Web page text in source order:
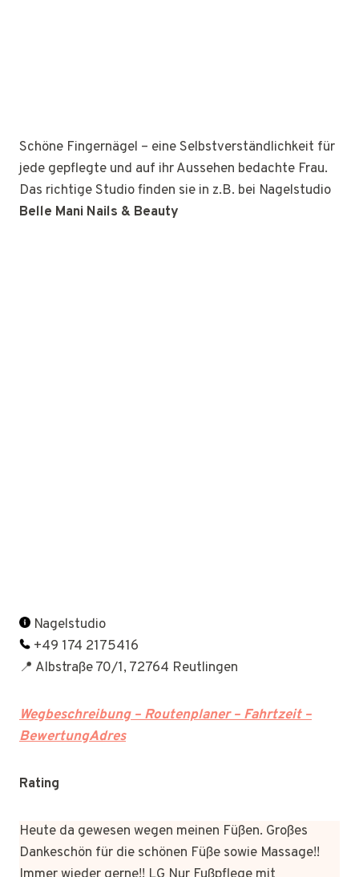
Schöne Fingernägel – eine Selbstverständlichkeit für
jede gepflegte und auf ihr Aussehen bedachte Frau.
Das richtige Studio finden sie in z.B. bei Nagelstudio
Belle Mani Nails & Beauty
Nagelstudio
+49 174 2175416
📍 Albstraße 70/1, 72764 Reutlingen
Wegbeschreibung – Routenplaner – Fahrtzeit –
BewertungAdres
Rating
Heute da gewesen wegen meinen Füßen. Großes
Dankeschön für die schönen Füße sowie Massage!!